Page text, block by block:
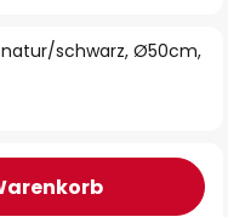
natur/schwarz, Ø50cm,